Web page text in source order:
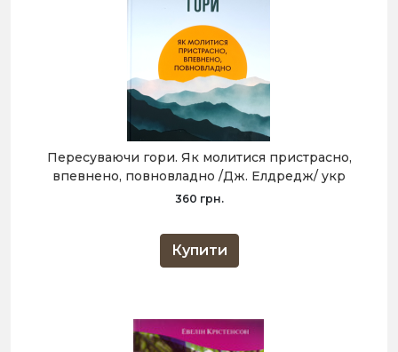
Пересуваючи гори. Як молитися пристрасно,
впевнено, повновладно /Дж. Елдредж/ укр
360 грн.
Купити